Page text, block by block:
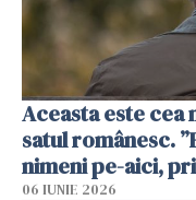
Aceasta este cea
satul românesc.
nimeni pe-aici,
06 IUNIE 2026